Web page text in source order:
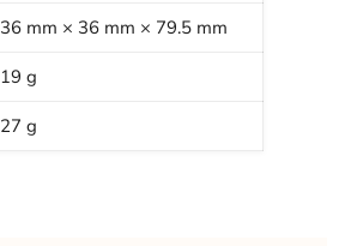
36 mm × 36 mm × 79.5 mm
19 g
27 g